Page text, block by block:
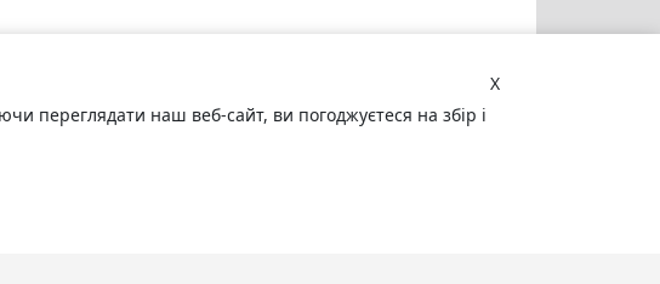
X
переглядати наш веб-сайт, ви погоджуєтеся на збір і